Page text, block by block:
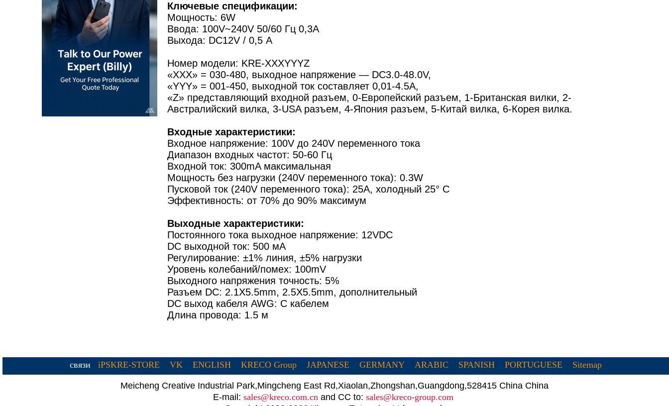
Ключевые спецификации:
Мощность: 6W
Ввода: 100V~240V 50/60 Гц 0,3A
Выхода: DC12V / 0,5 А
Номер модели: KRE-XXXYYYZ
«XXX» = 030-480, выходное напряжение — DC3.0-48.0V,
«YYY» = 001-450, выходной ток составляет 0,01-4.5A,
«Z» представляющий входной разъем, 0-Европейский разъем, 1-Британская вилки, 2-
Австралийский вилка, 3-USA разъем, 4-Япония разъем, 5-Китай вилка, 6-Корея вилка.
Входные характеристики:
Входное напряжение: 100V до 240V переменного тока
Диапазон входных частот: 50-60 Гц
Входной ток: 300mA максимальная
Мощность без нагрузки (240V переменного тока): 0.3W
Пусковой ток (240V переменного тока): 25A, холодный 25° C
Эффективность: от 70% до 90% максимум
Выходные характеристики:
Постоянного тока выходное напряжение: 12VDC
DC выходной ток: 500 мА
Регулирование: ±1% линия, ±5% нагрузки
Уровень колебаний/помех: 100mV
Выходного напряжения точность: 5%
Разъем DC: 2.1X5.5mm, 2.5X5.5mm, дополнительный
DC выход кабеля AWG: С кабелем
Длина провода: 1.5 м
связи iPSKRE-STORE VK ENGLISH KRECO Group JAPANESE GERMANY ARABIC SPANISH PORTUGUESE Sitemap
Meicheng Creative Industrial Park,Mingcheng East Rd,Xiaolan,Zhongshan,Guangdong,528415 China China
E-mail: sales@kreco.com.cn and CC to: sales@kreco-group.com